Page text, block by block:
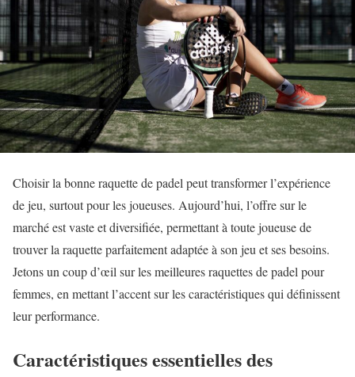
Choisir la bonne raquette de padel peut transformer l’expérience
de jeu, surtout pour les joueuses. Aujourd’hui, l’offre sur le
marché est vaste et diversifiée, permettant à toute joueuse de
trouver la raquette parfaitement adaptée à son jeu et ses besoins.
Jetons un coup d’œil sur les meilleures raquettes de padel pour
femmes, en mettant l’accent sur les caractéristiques qui définissent
leur performance.
Caractéristiques essentielles des